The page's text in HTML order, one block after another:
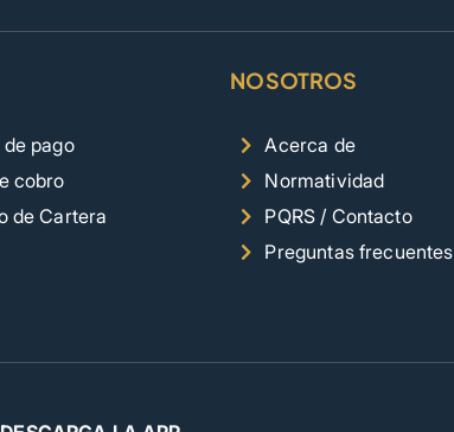
pago
cobro
de Cartera
NOSOTROS
Acerca de
Normatividad
PQRS / Contacto
Preguntas frecuentes